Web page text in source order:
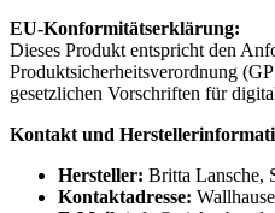
EU-Konformitätserklärung:
Dieses Produkt entspricht den
Produktsicherheitsverordnung
gesetzlichen Vorschriften für
Kontakt und
Hersteller: Britta Lansche,
Kontaktadresse: